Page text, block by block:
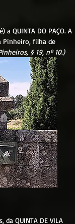
Pinheiro, filha de
§ 19, nº 10.)